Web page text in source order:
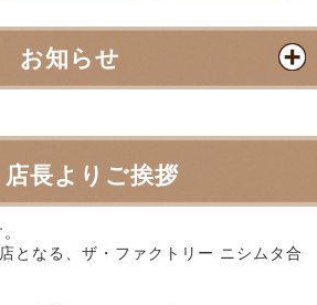
お知らせ
店長よりご挨拶
となる、ザ・ファクトリー ニシムタ合